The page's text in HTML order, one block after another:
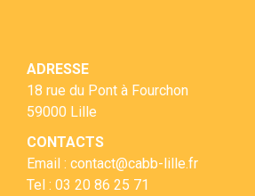
ADRESSE
18 rue du Pont à Fourchon
59000 Lille
CONTACTS
Email : contact@cabb-lille.fr
Tel : 03 20 86 25 71